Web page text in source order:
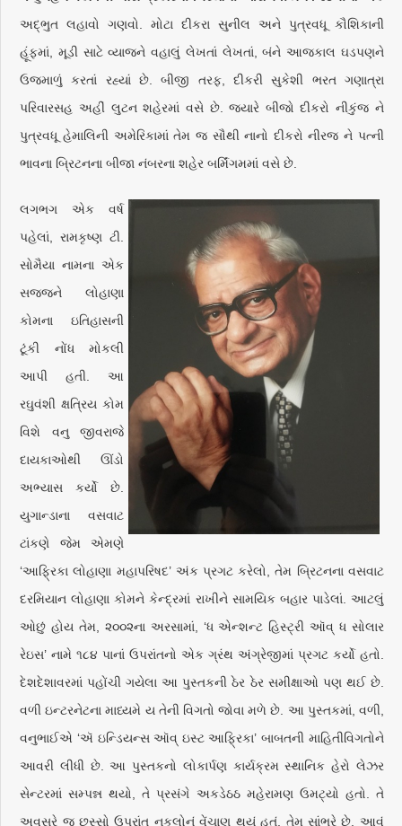
અદ્‌ભુત લહાવો ગણવો. મોટા દીકરા સુનીલ અને પુત્રવધૂ કૌશિકાની
હૂંફમાં, મૂડી સાટે વ્યાજને વહાલું લેખતાં લેખતાં, બંને આજકાલ ઘડપણને
ઉજમાળું કરતાં રહ્યાં છે. બીજી તરફ, દીકરી સુકેશી ભરત ગણાત્રા
પરિવારસહ અહીં લુટન શહેરમાં વસે છે. જ્યારે બીજો દીકરો નીકુંજ ને
પુત્રવધૂ હેમાલિની અમેરિકામાં તેમ જ સૌથી નાનો દીકરો નીરજ ને પત્ની
ભાવના બ્રિટનના બીજા નંબરના શહેર બર્મિંગમમાં વસે છે.
લગભગ એક વર્ષ
પહેલાં, રામકૃષ્ણ ટી.
સોમૈયા નામના એક
સજ્જને લોહાણા
કોમના ઇતિહાસની
ટૂંકી નોંધ મોકલી
આપી હતી. આ
રઘુવંશી ક્ષત્રિય કોમ
વિશે વનુ જીવરાજે
દાયકાઓથી ઊંડો
અભ્યાસ કર્યો છે.
યુગાન્ડાના વસવાટ
ટાંકણે જેમ એમણે
‘આફ્રિકા લોહાણા મહાપરિષદ’ અંક પ્રગટ કરેલો, તેમ બ્રિટનના વસવાટ
દરમિયાન લોહાણા કોમને કેન્દ્રમાં રાખીને સામયિક બહાર પાડેલાં. આટલું
ઓછું હોય તેમ, ૨૦૦૨ના અરસામાં, ‘ધ એન્શન્ટ હિસ્ટ્રી ઑવ્ ‌ધ સોલાર
રેઇસ’ નામે ૧૮૪ પાનાં ઉપરાંતનો એક ગ્રંથ અંગ્રેજીમાં પ્રગટ કર્યો હતો.
દેશદેશાવરમાં પહોંચી ગયેલા આ પુસ્તકની ઠેર ઠેર સમીક્ષાઓ પણ થઈ છે.
વળી ઇન્ટરનેટના માધ્યમે ય તેની વિગતો જોવા મળે છે. આ પુસ્તકમાં, વળી,
વનુભાઈએ ‘ઍ ઇન્ડિયન્સ ઑવ્‌ ઇસ્ટ આફ્રિકા’ બાબતની માહિતીવિગતોને
આવરી લીધી છે. આ પુસ્તકનો લોકાર્પણ કાર્યક્રમ સ્થાનિક હેરો લેઝર
સેન્ટરમાં સમ્પન્ન થયો, તે પ્રસંગે અકડેઠઠ મહેરામણ ઉમટ્યો હતો. તે
અવસરે જ છસ્સો ઉપરાંત નકલોનું વેંચાણ થયું હતું, તેમ સાંભરે છે. આવું